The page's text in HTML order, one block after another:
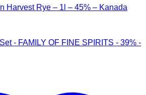
Harvest Rye – 1l – 45% – Kanada